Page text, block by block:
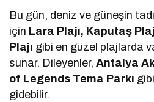
Bu gün, deniz ve güneşin
için Lara Plajı, Kaputaş
Plajı gibi en güzel plajlarda
sunar. Dileyenler,Antalya
of Legends Tema Parkı
gidebilir.